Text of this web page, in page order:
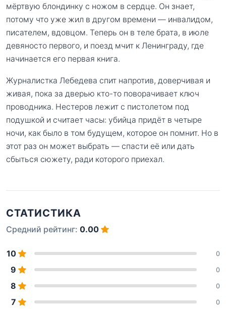
мёртвую блондинку с ножом в сердце. Он знает,
потому что уже жил в другом времени — инвалидом,
писателем, вдовцом. Теперь он в теле брата, в июле
девяносто первого, и поезд мчит к Ленинграду, где
начинается его первая книга.
Журналистка Лебедева спит напротив, доверчивая и
живая, пока за дверью кто-то поворачивает ключ
проводника. Нестеров лежит с пистолетом под
подушкой и считает часы: убийца придёт в четыре
ночи, как было в том будущем, которое он помнит. Но в
этот раз он может выбрать — спасти её или дать
сбыться сюжету, ради которого приехал.
СТАТИСТИКА
Средний рейтинг: 0.00
10 0
9 0
8 0
7 0